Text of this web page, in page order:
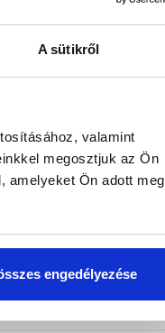
A sütikről
valamint
megosztjuk az Ön
amelyeket Ön adott meg
engedélyezése